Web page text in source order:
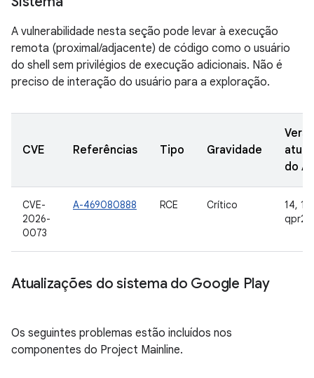
A vulnerabilidade nesta seção pode levar à execução
remota (proximal/adjacente) de código como o usuário
do shell sem privilégios de execução adicionais. Não é
preciso de interação do usuário para a exploração.
CVE Referências Tipo Gravidade
do
CVE-
2026-
0073
A-469080888 RCE Crítico
14,
qpr2
Atualizações do sistema do Google Play
Os seguintes problemas estão incluídos nos
componentes do Project Mainline.